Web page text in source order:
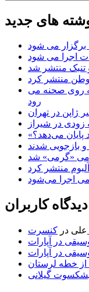
های جدید
می شود
اجرا می شود
تنبک منتشر شد
منتشر کرد
روی صحنه می
رود
ژاپن در تهران
در شیراز
پایان می‌دهد؟
بازجویی شدند
«گرمی» شد
منتشر کرد
اجرا می‌شود
دیدگاه کاربران
علی در
در آپارات
در آپارات
خطه لرستان
گیلانی